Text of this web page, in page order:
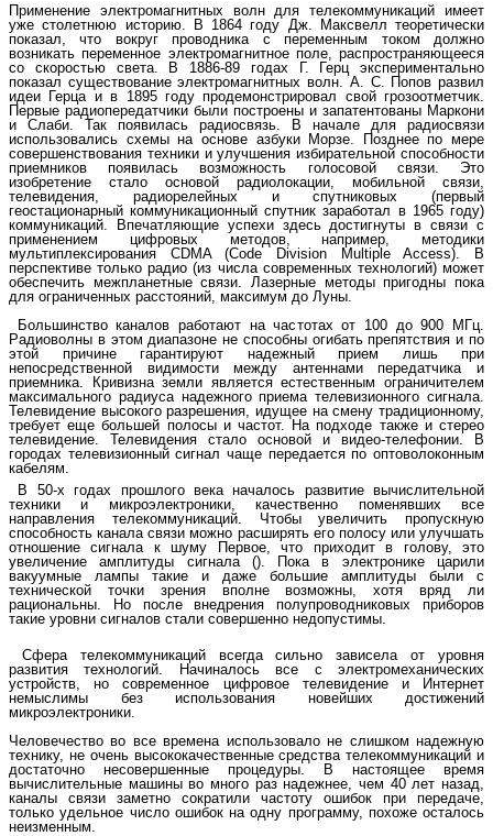
Применение электромагнитных волн для телекоммуникаций имеет
уже столетнюю историю. В 1864 году Дж. Максвелл теоретически
показал, что вокруг проводника с переменным током должно
возникать переменное электромагнитное поле, распространяющееся
со скоростью света. В 1886-89 годах Г. Герц экспериментально
показал существование электромагнитных волн. А. С. Попов развил
идеи Герца и в 1895 году продемонстрировал свой грозоотметчик.
Первые радиопередатчики были построены и запатентованы Маркони
и Слаби. Так появилась радиосвязь. В начале для радиосвязи
использовались схемы на основе азбуки Морзе. Позднее по мере
совершенствования техники и улучшения избирательной способности
приемников появилась возможность голосовой связи. Это
изобретение стало основой радиолокации, мобильной связи,
телевидения, радиорелейных и спутниковых (первый
геостационарный коммуникационный спутник заработал в 1965 году)
коммуникаций. Впечатляющие успехи здесь достигнуты в связи с
применением цифровых методов, например, методики
мультиплексирования CDMA (Code Division Multiple Access). В
перспективе только радио (из числа современных технологий) может
обеспечить межпланетные связи. Лазерные методы пригодны пока
для ограниченных расстояний, максимум до Луны.
Большинство каналов работают на частотах от 100 до 900 МГц.
Радиоволны в этом диапазоне не способны огибать препятствия и по
этой причине гарантируют надежный прием лишь при
непосредственной видимости между антеннами передатчика и
приемника. Кривизна земли является естественным ограничителем
максимального радиуса надежного приема телевизионного сигнала.
Телевидение высокого разрешения, идущее на смену традиционному,
требует еще большей полосы и частот. На подходе также и стерео
телевидение. Телевидения стало основой и видео-телефонии. В
городах телевизионный сигнал чаще передается по оптоволоконным
кабелям.
В 50-х годах прошлого века началось развитие вычислительной
техники и микроэлектроники, качественно поменявших все
направления телекоммуникаций. Чтобы увеличить пропускную
способность канала связи можно расширять его полосу или улучшать
отношение сигнала к шуму Первое, что приходит в голову, это
увеличение амплитуды сигнала (). Пока в электронике царили
вакуумные лампы такие и даже большие амплитуды были с
технической точки зрения вполне возможны, хотя вряд ли
рациональны. Но после внедрения полупроводниковых приборов
такие уровни сигналов стали совершенно недопустимы.
Сфера телекоммуникаций всегда сильно зависела от уровня
развития технологий. Начиналось все с электромеханических
устройств, но современное цифровое телевидение и Интернет
немыслимы без использования новейших достижений
микроэлектроники.
Человечество во все времена использовало не слишком надежную
технику, не очень высококачественные средства телекоммуникаций и
достаточно несовершенные процедуры. В настоящее время
вычислительные машины во много раз надежнее, чем 40 лет назад,
каналы связи заметно сократили частоту ошибок при передаче,
только удельное число ошибок на одну программу, похоже осталось
неизменным.